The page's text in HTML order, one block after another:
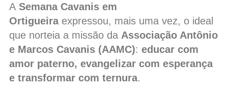
A Semana Cavanis em
Ortigueiraexpressou, mais uma vez, o ideal
que norteia a missão da Associação Antônio
e Marcos Cavanis (AAMC): educar com
amor paterno, evangelizar com esperança
e transformar com ternura.